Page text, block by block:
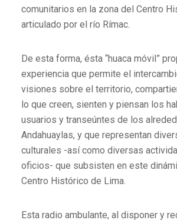
comunitarios en la zona del Centro
articulado por el río Rímac.
De esta forma, ésta “huaca móvil”
experiencia que permite el
visiones sobre el territorio,
lo que creen, sienten y piensan los
usuarios y transeúntes de los
Andahuaylas, y que representan
culturales -así como diversas
oficios- que subsisten en este
Centro Histórico de Lima.
Esta radio ambulante, al disponer y